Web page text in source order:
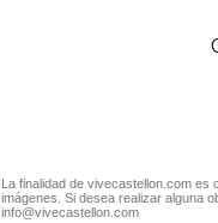
La finalidad de vivecastellon.com
imágenes. Si desea realizar alguna
info@vivecastellon.com